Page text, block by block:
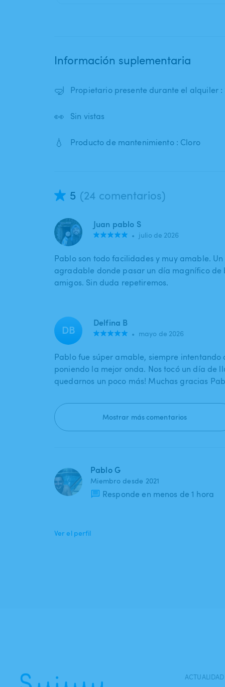
Información suplementaria
🤿 Propietario presente durante el alquiler :
👀 Sin vistas
💧 Producto de mantenimiento : Cloro
5 (24 comentarios)
Juan pablo S
• julio de 2026
Pablo son todo facilidades y muy amable.
agradable donde pasar un día magnífico de
amigos. Sin duda repetiremos.
DB Delfina B
• mayo de 2026
Pablo fue súper amable, siempre intentando
poniendo la mejor onda. Nos tocó un día de
quedarnos un poco más! Muchas gracias
Mostrar más comentarios
Pablo G
Miembro desde 2021
Responde en menos de 1 hora
Ver el perfil